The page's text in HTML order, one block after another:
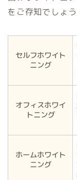
をご存知でしょう
セルフホワイト
ニング
オフィスホワイ
トニング
ホームホワイト
ニング